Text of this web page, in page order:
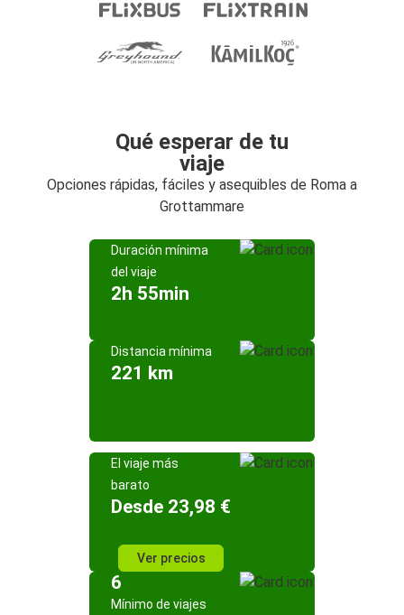
Qué esperar de tu
viaje
Opciones rápidas, fáciles y asequibles de Roma a
Grottammare
Duración mínima
del viaje
2h 55min
Distancia mínima
221 km
El viaje más
barato
Desde 23,98 €
Ver precios
6
Mínimo de viajes